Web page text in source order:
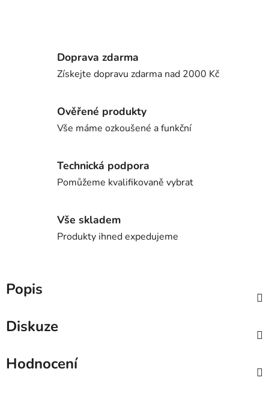
Doprava zdarma
Získejte dopravu zdarma nad 2000 Kč
Ověřené produkty
Vše máme ozkoušené a funkční
Technická podpora
Pomůžeme kvalifikovaně vybrat
Vše skladem
Produkty ihned expedujeme
Popis
Diskuze
Hodnocení